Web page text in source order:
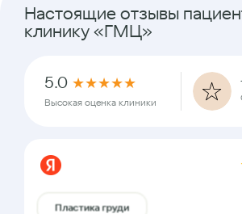
Настоящие отзывы
клинику «ГМЦ»
5.0 ★★★★★
Высокая оценка клиники
Пластика груди